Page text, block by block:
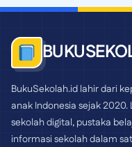
BukuSekolah.id lahir dari
anak Indonesia sejak
sekolah digital, pustaka
informasi sekolah dalam